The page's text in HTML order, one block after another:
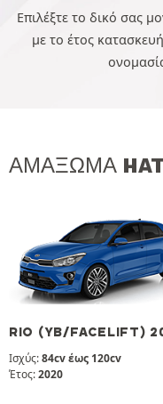
Επιλέξτε το δικό σας
με το έτος
ΑΜΆΞΩΜΑ
RIO (YB/FACELIFT)
Ισχύς:84cv έως 120cv
Έτος:2020